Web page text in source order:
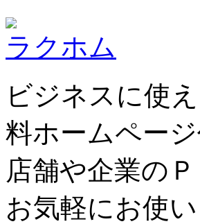
ラクホム
ビジネスに使
料ホームペー
店舗や企業の
お気軽にお使